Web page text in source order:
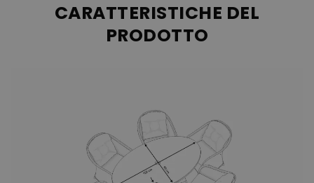
CARATTERISTICHE DEL
PRODOTTO